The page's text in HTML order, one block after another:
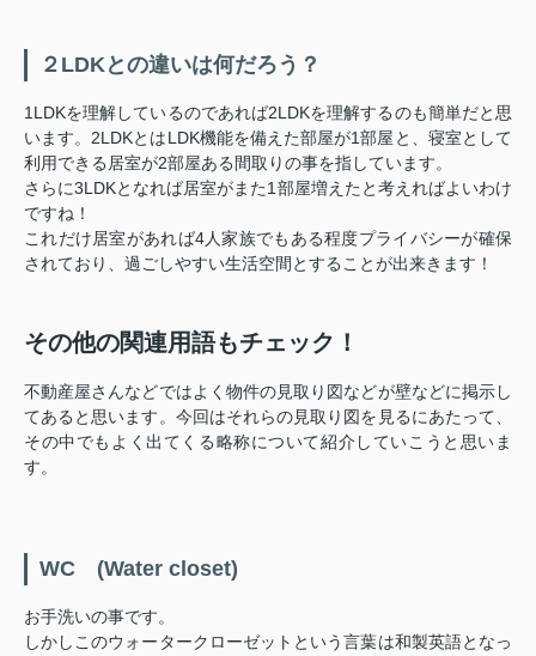
２LDKとの違いは何だろう？
1LDKを理解しているのであれば2LDKを理解するのも簡単だと思
います。2LDKとはLDK機能を備えた部屋が1部屋と、寝室として
利用できる居室が2部屋ある間取りの事を指しています。
さらに3LDKとなれば居室がまた1部屋増えたと考えればよいわけ
ですね！
これだけ居室があれば4人家族でもある程度プライバシーが確保
されており、過ごしやすい生活空間とすることが出来きます！
その他の関連用語もチェック！
不動産屋さんなどではよく物件の見取り図などが壁などに掲示し
てあると思います。今回はそれらの見取り図を見るにあたって、
その中でもよく出てくる略称について紹介していこうと思いま
す。
WC (Water closet)
お手洗いの事です。
しかしこのウォータークローゼットという言葉は和製英語となっ